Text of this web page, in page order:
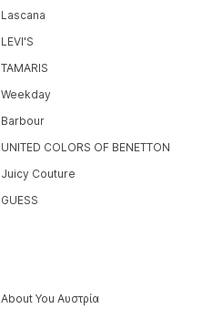
Lascana
LEVI'S
TAMARIS
Weekday
Barbour
UNITED COLORS OF BENETTON
Juicy Couture
GUESS
About You Αυστρία